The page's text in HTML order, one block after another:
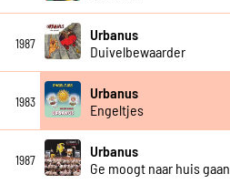
1987
Urbanus
Duivelbewaarder
1983
Urbanus
Engeltjes
1987
Urbanus
Ge moogt naar huis gaan